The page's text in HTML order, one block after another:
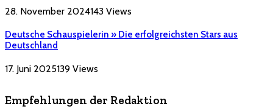
28. November 2024143 Views
Deutsche Schauspielerin » Die erfolgreichsten Stars aus
Deutschland
17. Juni 2025139 Views
Empfehlungen der Redaktion